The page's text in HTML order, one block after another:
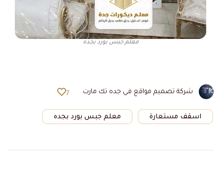
معلم جبس بورد بجده
شركة تصميم مواقع في جده تك مارت 7
اسقف مستعارة معلم جبس بورد بجده